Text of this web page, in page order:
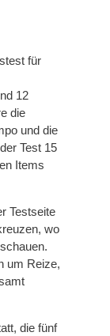
für
12
die
und die
Test 15
Items
Testseite
wo
um Reize,
die fünf